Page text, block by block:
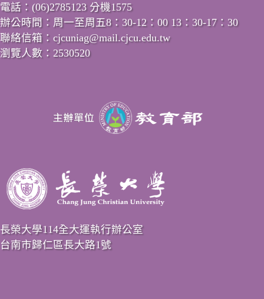
電話：(06)2785123 分機1575
辦公時間：周一至周五8：30-12：00 13：30-17：30
聯絡信箱：cjcuniag@mail.cjcu.edu.tw
瀏覽人數：2530520
長榮大學114全大運執行辦公室
台南市歸仁區長大路1號